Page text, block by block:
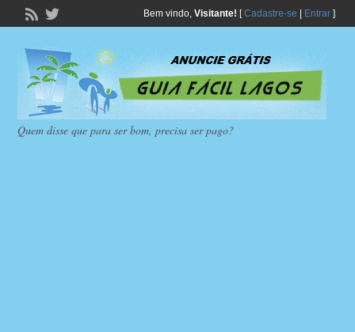
Bem vindo, Visitante! [Cadastre-se Entrar]
Quem disse que para ser bom, precisa ser pago?